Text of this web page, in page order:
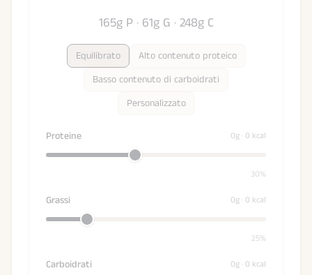
165g P · 61g G · 248g C
Equilibrato
Alto contenuto proteico
Basso contenuto di carboidrati
Personalizzato
Proteine 0g · 0 kcal
30%
Grassi 0g · 0 kcal
25%
Carboidrati 0g · 0 kcal